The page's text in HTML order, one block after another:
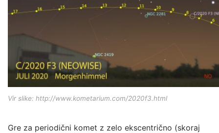
Vir slike: http://www.kometarium.com/2020f3.html
Gre za periodični komet z zelo ekscentrično (skoraj